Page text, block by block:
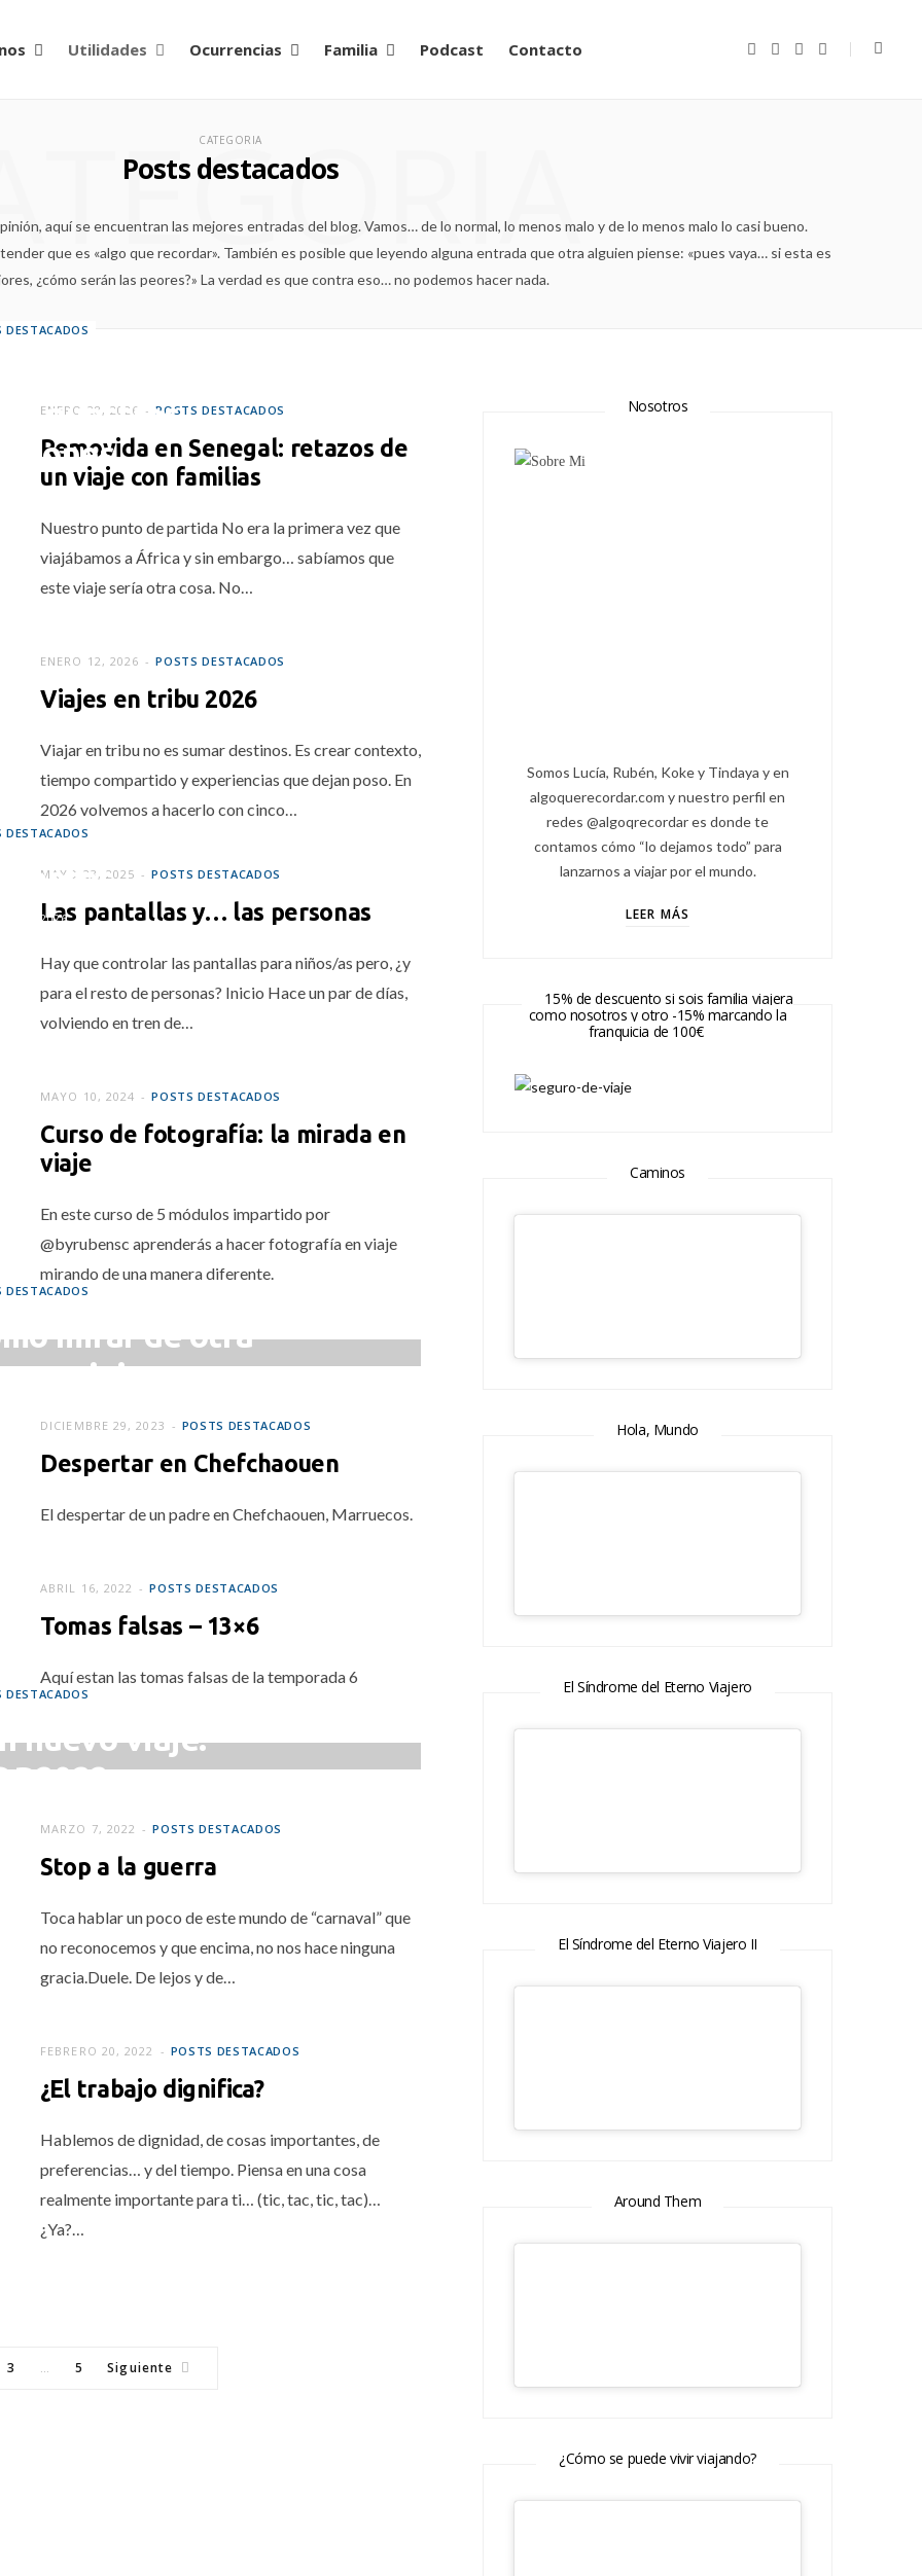
Utilidades Ocurrencias Familia Podcast Contacto
CATEGORIA
Posts destacados
aquí se encuentran las mejores entradas del blog. Vamos… de lo normal, lo menos malo y de lo menos malo lo casi bueno.
que es «algo que recordar». También es posible que leyendo alguna entrada que otra alguien piense: «pues vaya… si esta es
¿cómo serán las peores?» La verdad es que contra eso… no podemos hacer nada.
DESTACADOS
en nuestrasPOSTS DESTACADOS
ENERO 28, 2026
Removida en Senegal: retazos de
un viaje con familias
Nuestro punto de partida No era la primera vez que
viajábamos a África y sin embargo… sabíamos que
este viaje sería otra cosa. No…
POSTS DESTACADOS
ENERO 12, 2026
Viajes en tribu 2026
Viajar en tribu no es sumar destinos. Es crear contexto,
tiempo compartido y experiencias que dejan poso. En
2026 volvemos a hacerlo con cinco…
DESTACADOS
9, 2026
POSTS DESTACADOS
MAYO 23, 2025
Las pantallas y… las personas
Hay que controlar las pantallas para niños/as pero, ¿y
para el resto de personas? Inicio Hace un par de días,
volviendo en tren de…
POSTS DESTACADOS
MAYO 10, 2024
Curso de fotografía: la mirada en
viaje
En este curso de 5 módulos impartido por
@byrubensc aprenderás a hacer fotografía en viaje
mirando de una manera diferente.
DESTACADOS
mirar de otra
en viaje
POSTS DESTACADOS
DICIEMBRE 29, 2023
Despertar en Chefchaouen
El despertar de un padre en Chefchaouen, Marruecos.
POSTS DESTACADOS
ABRIL 16, 2022
Tomas falsas – 13×6
Aquí estan las tomas falsas de la temporada 6
DESTACADOS
nuevo viaje:
POSTS DESTACADOS
MARZO 7, 2022
Stop a la guerra
Toca hablar un poco de este mundo de “carnaval” que
no reconocemos y que encima, no nos hace ninguna
gracia.Duele. De lejos y de…
POSTS DESTACADOS
FEBRERO 20, 2022
¿El trabajo dignifica?
Hablemos de dignidad, de cosas importantes, de
preferencias… y del tiempo. Piensa en una cosa
realmente importante para ti… (tic, tac, tic, tac)…
¿Ya?…
3 … 5 Siguiente
Nosotros
Somos Lucía, Rubén, Koke y Tindaya y en
algoquerecordar.com y nuestro perfil en
redes @algoqrecordar es donde te
contamos cómo “lo dejamos todo” para
lanzarnos a viajar por el mundo.
LEER MÁS
15% de descuento si sois familia viajera
como nosotros y otro -15% marcando la
franquicia de 100€
Caminos
Hola, Mundo
El Síndrome del Eterno Viajero
El Síndrome del Eterno Viajero II
Around Them
¿Cómo se puede vivir viajando?